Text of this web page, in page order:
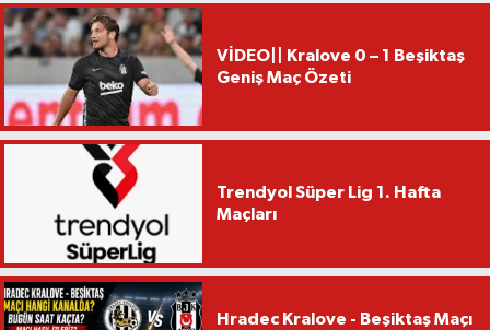
VİDEO|| Kralove 0 – 1 Beşiktaş
Geniş Maç Özeti
Trendyol Süper Lig 1. Hafta
Maçları
Hradec Kralove - Beşiktaş Maçı